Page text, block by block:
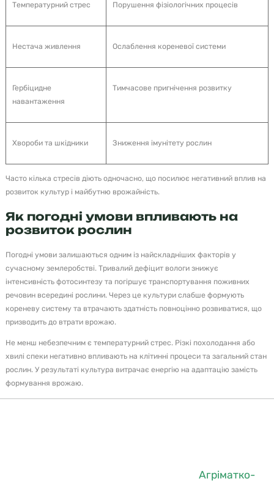
Температурний стрес Порушення фізіологічних процесів
Нестача живлення Ослаблення кореневої системи
Гербіцидне
навантаження
Тимчасове пригнічення розвитку
Хвороби та шкідники Зниження імунітету рослин
Часто кілька стресів діють одночасно, що посилює негативний вплив на
розвиток культур і майбутню врожайність.
Як погодні умови впливають на
розвиток рослин
Погодні умови залишаються одним із найскладніших факторів у
сучасному землеробстві. Тривалий дефіцит вологи знижує
інтенсивність фотосинтезу та погіршує транспортування поживних
речовин всередині рослини. Через це культури слабше формують
кореневу систему та втрачають здатність повноцінно розвиватися, що
призводить до втрати врожаю.
Не менш небезпечним є температурний стрес. Різкі похолодання або
хвилі спеки негативно впливають на клітинні процеси та загальний стан
рослин. У результаті культура витрачає енергію на адаптацію замість
формування врожаю.
Агріматко-